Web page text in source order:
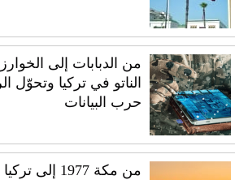
من الدبابات إلى
الناتو في تركيا وتحوّل
حرب البيانات
من مكة 1977